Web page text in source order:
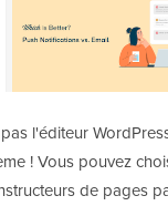
l'éditeur
! Vous pouvez
de pages